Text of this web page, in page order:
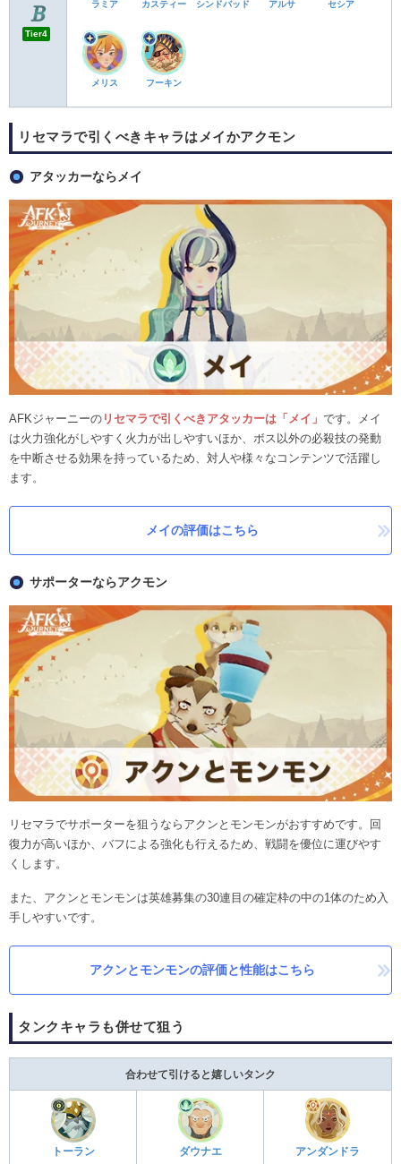
Tier4
ラミア カスティー シンドバッド アルサ セシア
メリス フーキン
リセマラで引くべきキャラはメイかアクモン
アタッカーならメイ
AFKジャーニーの リセマラで引くべきアタッカーは「メイ」 です。メイ
は火力強化がしやすく火力が出しやすいほか、ボス以外の必殺技の発動
を中断させる効果を持っているため、対人や様々なコンテンツで活躍し
ます。
メイの評価はこちら
サポーターならアクモン
リセマラでサポーターを狙うならアクンとモンモンがおすすめです。回
復力が高いほか、バフによる強化も行えるため、戦闘を優位に運びやす
くします。
また、アクンとモンモンは英雄募集の30連目の確定枠の中の1体のため入
手しやすいです。
アクンとモンモンの評価と性能はこちら
タンクキャラも併せて狙う
合わせて引けると嬉しいタンク
トーラン ダウナエ アンダンドラ